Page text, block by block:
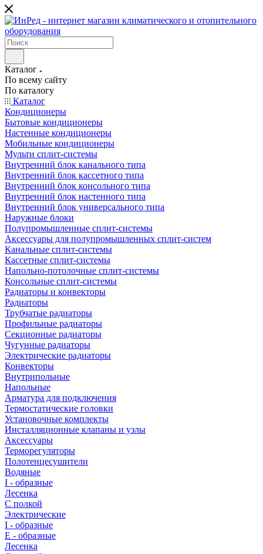
Каталог
По всему сайту
По каталогу
Каталог
Кондиционеры
Бытовые кондиционеры
Настенные кондиционеры
Мобильные кондиционеры
Мульти сплит-системы
Внутренний блок канального типа
Внутренний блок кассетного типа
Внутренний блок консольного типа
Внутренний блок настенного типа
Внутренний блок универсального типа
Наружные блоки
Полупромышленные сплит-системы
Аксессуары для полупромышленных сплит-систем
Канальные сплит-системы
Кассетные сплит-системы
Напольно-потолочные сплит-системы
Консольные сплит-системы
Радиаторы и конвекторы
Радиаторы
Трубчатые радиаторы
Профильные радиаторы
Секционные радиаторы
Чугунные радиаторы
Электрические радиаторы
Конвекторы
Внутрипольные
Напольные
Арматура для подключения
Термостатические головки
Установочные комплекты
Инсталляционные клапаны и узлы
Аксессуары
Терморегуляторы
Полотенцесушители
Водяные
I - образные
Лесенка
С полкой
Электрические
I - образные
E - образные
Лесенка